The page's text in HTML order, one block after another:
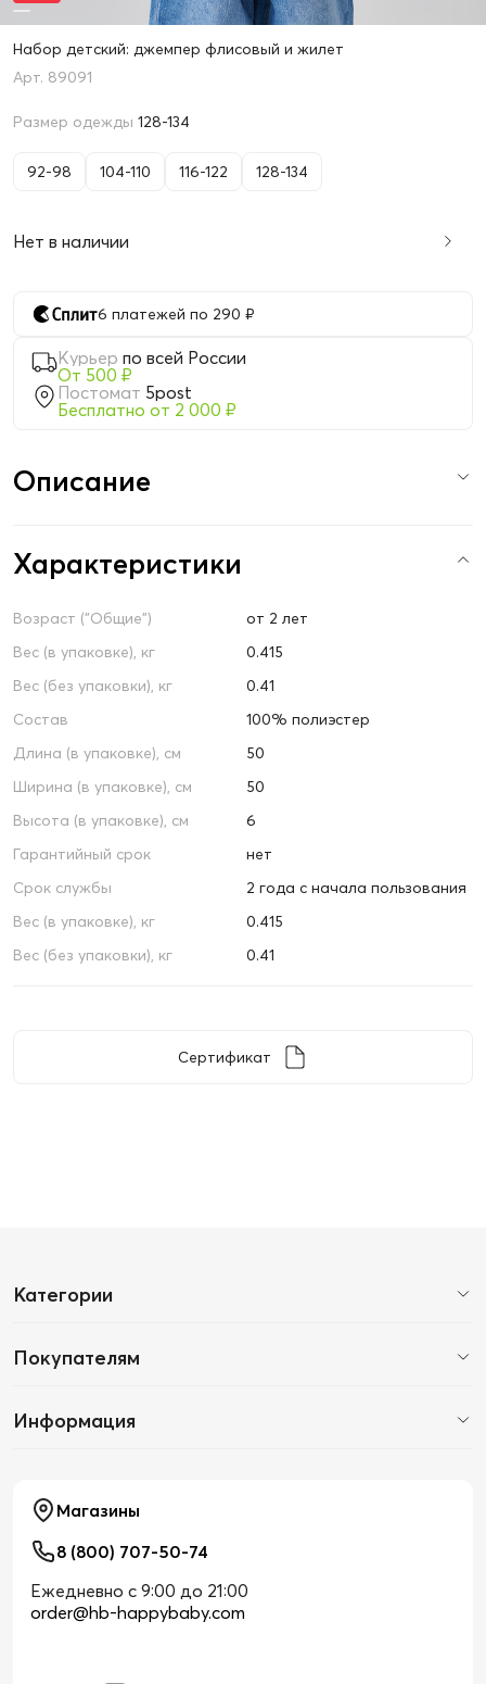
Набор детский: джемпер флисовый и жилет
89091
Размер одежды 128-134
92-98 104-110 116-122 128-134
Нет в наличии
6 платежей по 290 ₽
Курьер по всей России
От 500 ₽
Постомат 5post
Бесплатно от 2 000 ₽
Описание
Характеристики
Возраст ("Общие")
от 2 лет
Вес (в упаковке), кг
0.415
Вес (без упаковки), кг
0.41
Состав
100% полиэстер
Длина (в упаковке), см
50
Ширина (в упаковке), см
50
Высота (в упаковке), см
6
Гарантийный срок
нет
Срок службы
2 года с начала пользования
Вес (в упаковке), кг
0.415
Вес (без упаковки), кг
0.41
Сертификат
Категории
Покупателям
Информация
Магазины
8 (800) 707-50-74
Ежедневно с 9:00 до 21:00
order@hb-happybaby.com